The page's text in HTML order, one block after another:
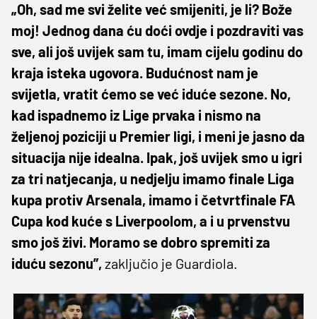
„Oh, sad me svi želite već smijeniti, je li? Bože
moj! Jednog dana ću doći ovdje i pozdraviti vas
sve, ali još uvijek sam tu, imam cijelu godinu do
kraja isteka ugovora. Budućnost nam je
svijetla, vratit ćemo se već iduće sezone. No,
kad ispadnemo iz Lige prvaka i nismo na
željenoj poziciji u Premier ligi, i meni je jasno da
situacija nije idealna. Ipak, još uvijek smo u igri
za tri natjecanja, u nedjelju imamo finale Liga
kupa protiv Arsenala, imamo i četvrtfinale FA
Cupa kod kuće s Liverpoolom, a i u prvenstvu
smo još živi. Moramo se dobro spremiti za
iduću sezonu”, zaključio je Guardiola.